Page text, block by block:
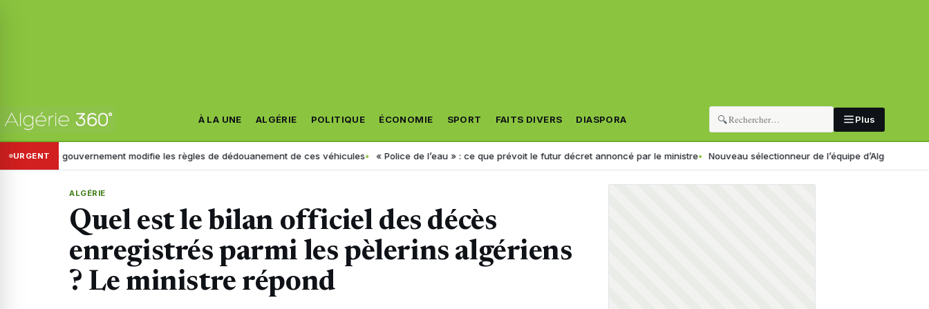
À LA UNE ALGÉRIE POLITIQUE ÉCONOMIE SPORT FAITS DIVERS DIASPORA 🔍 Plus
URGENT
Le gouvernement modifie les règles de dédouanement de ces véhicules « Police de l’eau » : ce que prévoit le futur décret annoncé par le ministre Nouveau sélectionneur de l’équipe d’Algérie : la FAF retient
ALGÉRIE
Quel est le bilan officiel des décès
enregistrés parmi les pèlerins algériens
? Le ministre répond